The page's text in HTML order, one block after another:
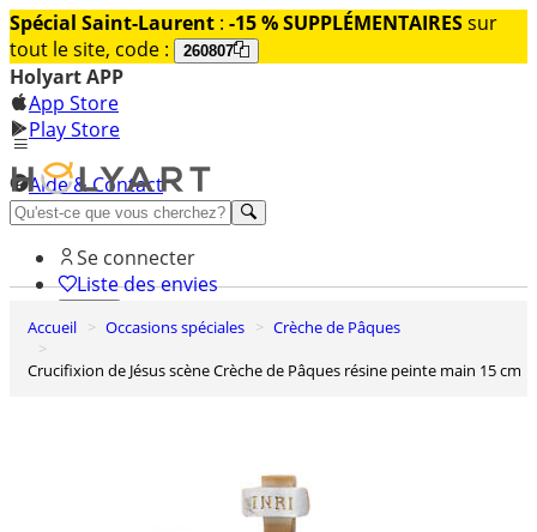
Spécial Saint-Laurent : -15 % SUPPLÉMENTAIRESsur
tout le site, code :
260807
Holyart APP
App Store
Play Store
Aide & Contact
Découvrez Premium
Se connecter
Liste des envies
0
Accueil Occasions spéciales
Crèche de Pâques
Crucifixion de Jésus scène Crèche de Pâques résine peinte main 15 cm